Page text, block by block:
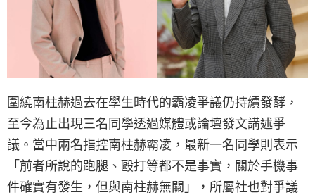
圍繞南柱赫過去在學生時代的霸凌爭議仍持續發酵，
至今為止出現三名同學透過媒體或論壇發文講述爭
議。當中兩名指控南柱赫霸凌，最新一名同學則表示
「前者所說的跑腿、毆打等都不是事實，關於手機事
件確實有發生，但與南柱赫無關」，所屬社也對爭議